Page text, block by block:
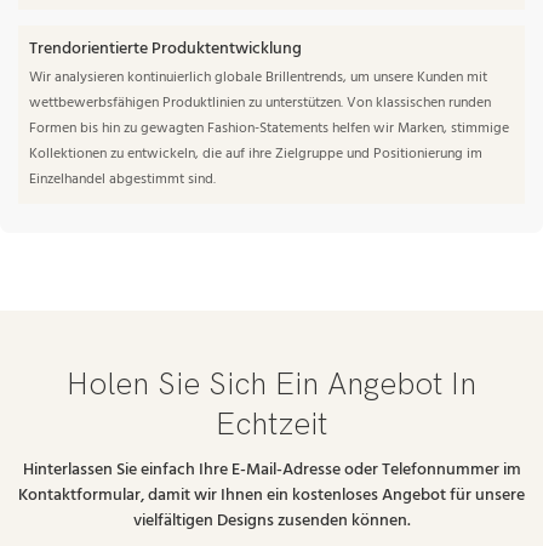
Trendorientierte Produktentwicklung
Wir analysieren kontinuierlich globale Brillentrends, um unsere Kunden mit
wettbewerbsfähigen Produktlinien zu unterstützen. Von klassischen runden
Formen bis hin zu gewagten Fashion-Statements helfen wir Marken, stimmige
Kollektionen zu entwickeln, die auf ihre Zielgruppe und Positionierung im
Einzelhandel abgestimmt sind.
Holen Sie Sich Ein Angebot In
Echtzeit
Hinterlassen Sie einfach Ihre E-Mail-Adresse oder Telefonnummer im
Kontaktformular, damit wir Ihnen ein kostenloses Angebot für unsere
vielfältigen Designs zusenden können.